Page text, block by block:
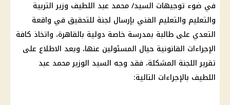
في ضوء توجيهات السيد/محمد عبد اللطيف وزير التربية
والتعليم والتعليم الفني بإرسال لجنة للتحقيق في واقعة
التعدي على طالبة بمدرسة خاصة دولية بالقاهرة، واتخاذ كافة
الإجراءات القانونية حيال المسئولين عنها، وبعد الاطلاع على
تقرير اللجنة المشكلة، فقد وجه السيد الوزيرمحمد عبد
اللطيف بالإجراءات التالية: